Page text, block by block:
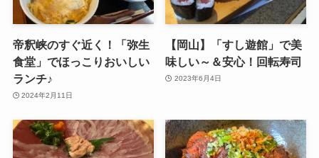
帝釈峡のすぐ近く！「弥生
食堂」でほっこりおいしい
ランチ♪
2024年2月11日
【岡山】「すし遊館」で美
味しい～＆安心！回転寿司
2023年6月4日